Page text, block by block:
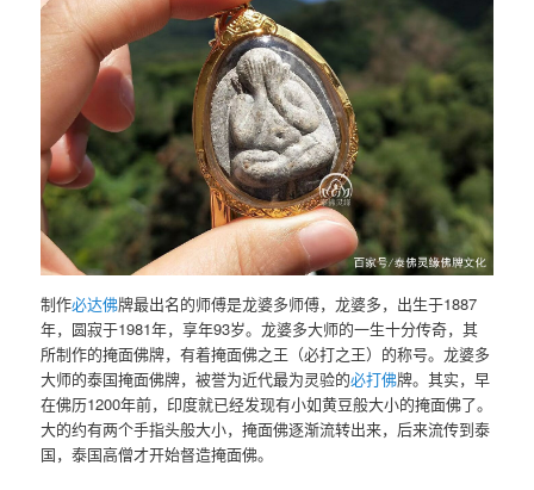
制作必达佛牌最出名的师傅是龙婆多师傅，龙婆多，出生于1887
年，圆寂于1981年，享年93岁。龙婆多大师的一生十分传奇，其
所制作的掩面佛牌，有着掩面佛之王（必打之王）的称号。龙婆多
大师的泰国掩面佛牌，被誉为近代最为灵验的必打佛牌。其实，早
在佛历1200年前，印度就已经发现有小如黄豆般大小的掩面佛了。
大的约有两个手指头般大小，掩面佛逐渐流转出来，后来流传到泰
国，泰国高僧才开始督造掩面佛。